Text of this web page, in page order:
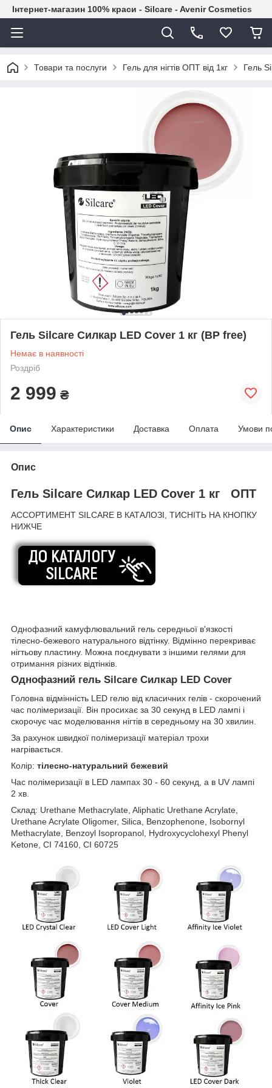
Інтернет-магазин 100% краси - Silcare - Avenir Cosmetics
Товари та послуги Гель для нігтів ОПТ від 1кг Гель
Гель Silcare Силкар LED Cover 1 кг (BP free)
Немає в наявності
Роздріб
2 999 ₴
Опис Характеристики Доставка Оплата Умови
Опис
Гель Silcare Силкар LED Cover 1 кг ОПТ
АССОРТИМЕНТ SILCARE В КАТАЛОЗІ, ТИСНІТЬ НА КНОПКУ
НИЖЧЕ
Однофазний камуфлювальний гель середньої в'язкості
тілесно-бежевого натурального відтінку. Відмінно перекриває
нігтьову пластину. Можна поєднувати з іншими гелями для
отримання різних відтінків.
Однофазний гель Silcare Силкар LED Cover
Головна відмінність LED гелю від класичних гелів - скорочений
час полімеризації. Він просихає за 30 секунд в LED лампі і
скорочує час моделювання нігтів в середньому на 30 хвилин.
За рахунок швидкої полімеризації матеріал трохи
нагрівається.
Колір: тілесно-натуральний бежевий
Час полімеризації в LED лампах 30 - 60 секунд, а в UV лампі
2 хв.
Склад: Urethane Methacrylate, Aliphatic Urethane Acrylate,
Urethane Acrylate Oligomer, Silica, Benzophenone, Isobornyl
Methacrylate, Benzoyl Isopropanol, Hydroxycyclohexyl Phenyl
Ketone, CI 74160, CI 60725